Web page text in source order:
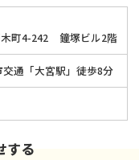
東武鉄道・埼玉新都
町4-242
鐘塚ビル2階
通「大宮駅」徒歩8分
する